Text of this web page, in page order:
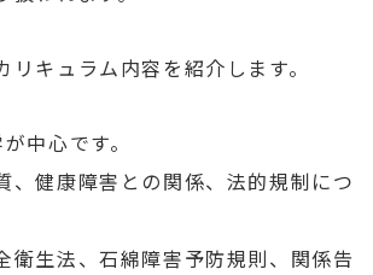
リキュラム内容を紹介します。
中心です。
、健康障害との関係、法的規制につ
衛生法、石綿障害予防規則、関係告